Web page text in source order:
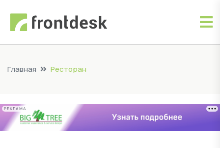
Главная Ресторан
РЕКЛАМА